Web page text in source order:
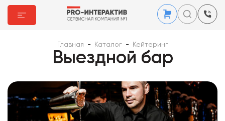
Главная - Каталог - Кейтеринг
Выездной бар